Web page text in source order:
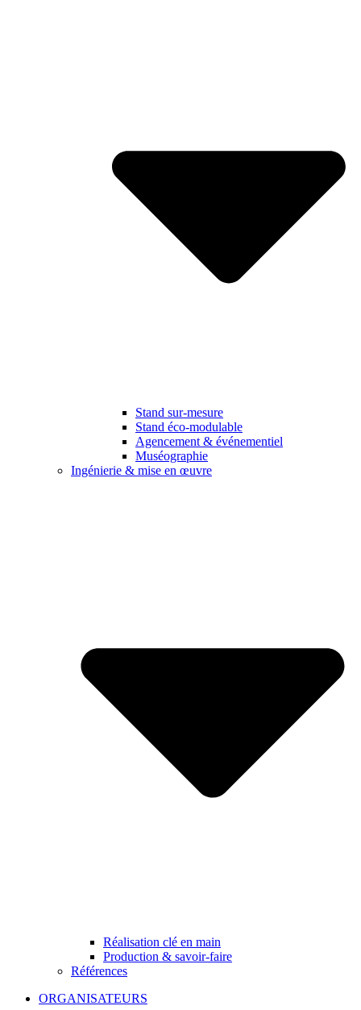
Stand sur-mesure
Stand éco-modulable
Agencement & événementiel
Muséographie
Ingénierie & mise en œuvre
Réalisation clé en main
Production & savoir-faire
Références
ORGANISATEURS